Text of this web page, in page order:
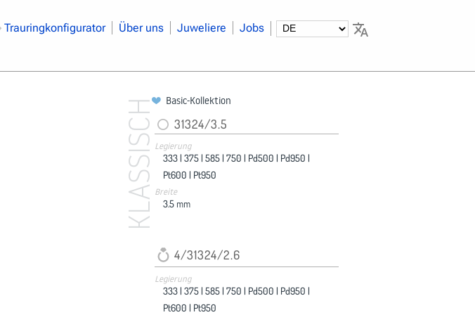
Trauringkonfigurator Über uns Juweliere Jobs
KLASSISCH Basic-Kollektion
31324/3.5
Legierung
333 | 375 | 585 | 750 | Pd500 | Pd950 |
Pt600 | Pt950
Breite
3.5 mm
4/31324/2.6
Legierung
333 | 375 | 585 | 750 | Pd500 | Pd950 |
Pt600 | Pt950